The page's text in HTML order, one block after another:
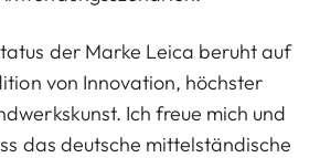
der Marke Leica beruht auf
von Innovation, höchster
Ich freue mich und
das deutsche mittelständische